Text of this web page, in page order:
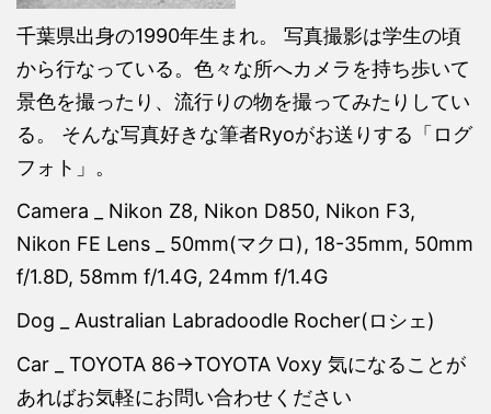
千葉県出身の1990年生まれ。 写真撮影は学生の頃
から行なっている。色々な所へカメラを持ち歩いて
景色を撮ったり、流行りの物を撮ってみたりしてい
る。 そんな写真好きな筆者Ryoがお送りする「ログ
フォト」。
Camera _ Nikon Z8, Nikon D850, Nikon F3,
Nikon FE Lens _ 50mm(マクロ), 18-35mm, 50mm
f/1.8D, 58mm f/1.4G, 24mm f/1.4G
Dog _ Australian Labradoodle Rocher(ロシェ)
Car _ TOYOTA 86→TOYOTA Voxy 気になることが
あればお気軽にお問い合わせください